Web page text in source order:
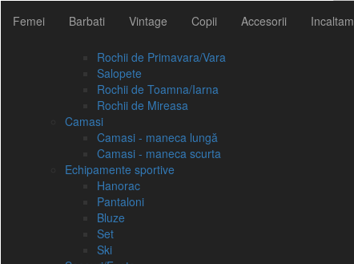
Femei Barbati Vintage Copii Accesorii
Rochii de Primavara/Vara
Salopete
Rochii de Toamna/Iarna
Rochii de Mireasa
Camasi
Camasi - maneca lungă
Camasi - maneca scurta
Echipamente sportive
Hanorac
Pantaloni
Bluze
Set
Ski